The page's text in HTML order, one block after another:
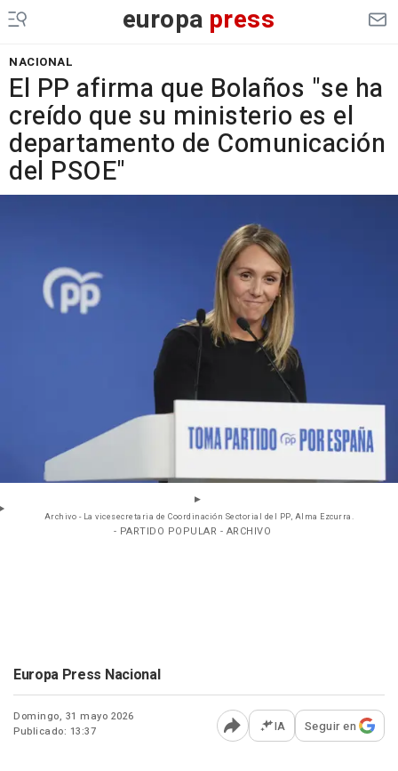
europa press
NACIONAL
El PP afirma que Bolaños "se ha
creído que su ministerio es el
departamento de Comunicación
del PSOE"
Archivo - La vicesecretaria de Coordinación Sectorial del PP, Alma Ezcurra.
- PARTIDO POPULAR - ARCHIVO
Europa Press Nacional
Domingo, 31 mayo 2026
Publicado: 13:37
Abrir opciones para
IA Seguir en